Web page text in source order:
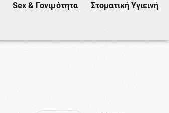
Sex & Γονιμότητα Στοματική Υγιεινή